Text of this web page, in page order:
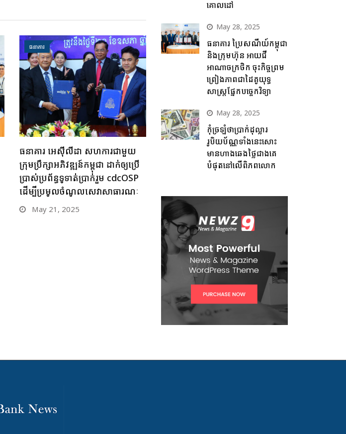
ធនាគារ
ធនាគារ អេស៊ីលីដា សហការជាមួយ
ក្រុមប្រឹក្សាអភិវឌ្ឍន៍កម្ពុជា ដាក់ឲ្យប្រើ
ប្រាស់ប្រព័ន្ធទូទាត់ប្រាក់រួម cdcOSP
ដើម្បីប្រមូលចំណូលសេវាសាធារណៈ
May 21, 2025
គោលដៅ
May 28, 2025
ធនាគារ ប្រៃសណីយ៍កម្ពុជា
និងក្រុមហ៊ុន អាយជី
អាណាចក្រថិក ចុះកិច្ចព្រម
ព្រៀងភាពជាដៃគូយុទ្ធ
សាស្ត្រផ្នែកបច្ចេកវិទ្យា
May 28, 2025
កុំច្រឡំថាប្រាក់ដុល្លារ
រូបិយប័ណ្ណទាំងនេះសោះ
មានហាងឆេងថ្លៃជាងគេ
បំផុតនៅលើពិភពលោក